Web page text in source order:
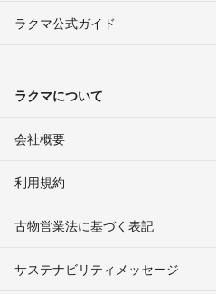
ラクマ公式ガイド
ラクマについて
会社概要
利用規約
古物営業法に基づく表記
サステナビリティメッセージ